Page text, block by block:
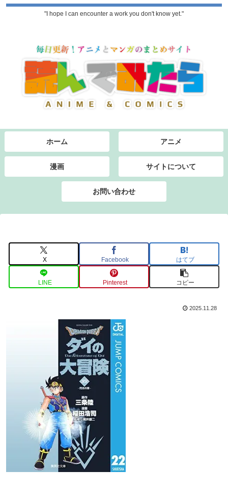
"I hope I can encounter a work you don't know yet."
ホーム アニメ
漫画 サイトについて
お問い合わせ
X Facebook はてブ
LINE Pinterest コピー
2025.11.28